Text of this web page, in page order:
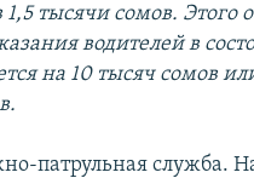
тысячи сомов. Этого
водителей в
на 10 тысяч сомов
патрульная служба.